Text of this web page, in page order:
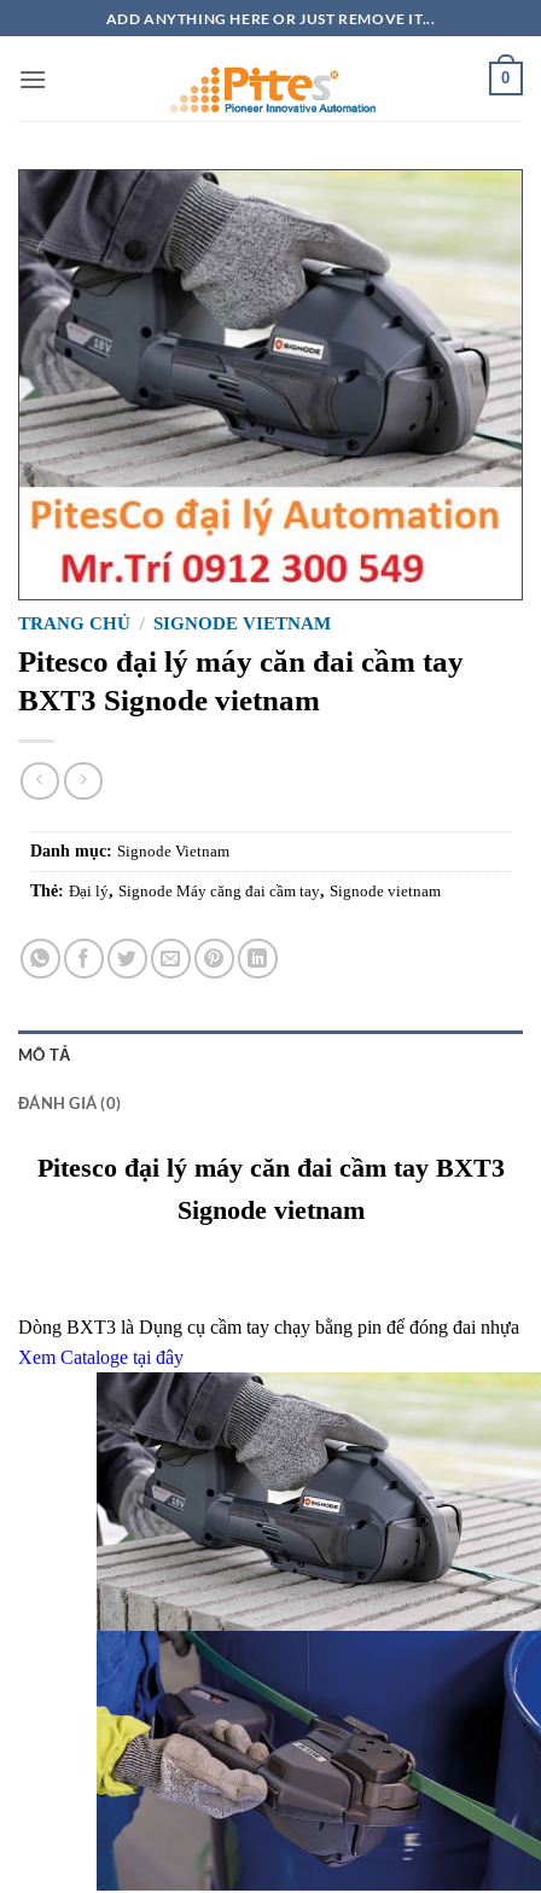
qua
nội
ADD ANYTHING HERE OR JUST REMOVE IT...
0
TRANG CHỦ / SIGNODE VIETNAM
Pitesco đại lý máy căn đai cầm tay
BXT3 Signode vietnam
Danh mục: Signode Vietnam
Thẻ: Đại lý, Signode Máy căng đai cầm tay, Signode vietnam
MÔ TẢ
ĐÁNH GIÁ (0)
Pitesco đại lý máy căn đai cầm tay BXT3
Signode vietnam
Dòng BXT3 là Dụng cụ cầm tay chạy bằng pin để đóng đai nhựa
Xem Cataloge tại đây